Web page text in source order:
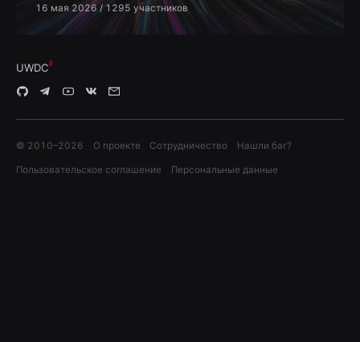
16 мая 2026 / 1295 участников
UWDC
© 2010–2026 О проекте Сотрудничество Нашли баг?
Пользовательское соглашение Персональные данные